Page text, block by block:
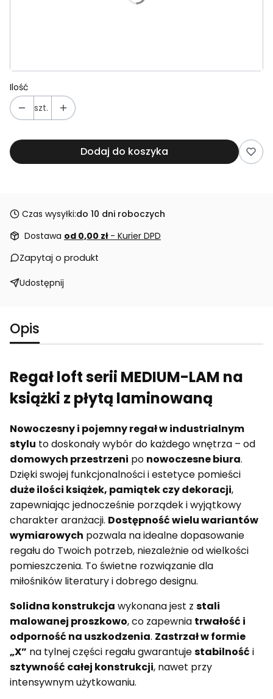
Ilość
szt.
Dodaj do koszyka
Czas wysyłki:do 10 dni roboczych
Dostawa od 0,00 zł - Kurier DPD
Zapytaj o produkt
Udostępnij
Opis
Regał loft serii MEDIUM-LAM na
książki z płytą laminowaną
Nowoczesny i pojemny regał w industrialnym
stylu to doskonały wybór do każdego wnętrza – od
domowych przestrzeni po nowoczesne biura.
Dzięki swojej funkcjonalności i estetyce pomieści
duże ilości książek, pamiątek czy dekoracji,
zapewniając jednocześnie porządek i wyjątkowy
charakter aranżacji. Dostępność wielu wariantów
wymiarowych pozwala na idealne dopasowanie
regału do Twoich potrzeb, niezależnie od wielkości
pomieszczenia. To świetne rozwiązanie dla
miłośników literatury i dobrego designu.
Solidna konstrukcja wykonana jest z stali
malowanej proszkowo, co zapewnia trwałość i
odporność na uszkodzenia. Zastrzał w formie
„X” na tylnej części regału gwarantujestabilność i
sztywność całej konstrukcji, nawet przy
intensywnym użytkowaniu.